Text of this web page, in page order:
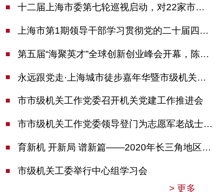
十二届上海市委第七轮巡视启动，对22家市管单位开展常规巡视
上海市第1期领导干部学习贯彻党的二十届四中全会精神专题研讨班开班，陈吉宁作专题报告
第五届“海聚英才”全球创新创业峰会开幕，陈吉宁出席并启动新一届大赛
永远跟党走·上海城市徒步嘉年华暨市级机关运动会开幕
市市级机关工作党委召开机关党建工作推进会
市市级机关工作党委领导登门为志愿军老战士佩戴纪念章
育新机 开新局 谱新篇——2020年长三角地区机关党建工作研讨会在南京召开
市级机关工委举行中心组学习会
> 更多